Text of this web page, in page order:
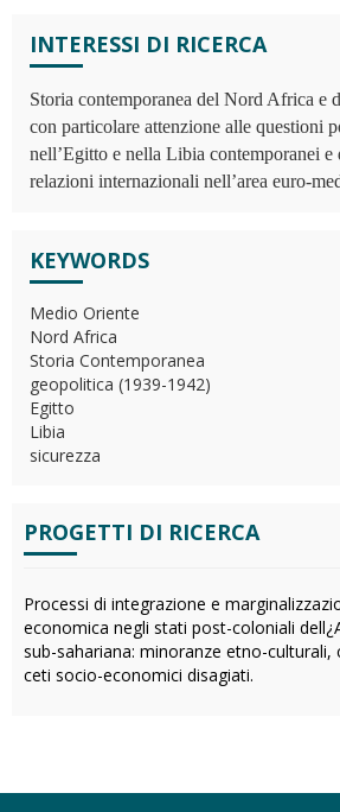
INTERESSI DI RICERCA
Storia contemporanea del Nord Africa e
con particolare attenzione alle questioni
nell’Egitto e nella Libia contemporanei e
relazioni internazionali nell’area euro-
KEYWORDS
Medio Oriente
Nord Africa
Storia Contemporanea
geopolitica (1939-1942)
Egitto
Libia
sicurezza
PROGETTI DI RICERCA
Processi di integrazione e
economica negli stati post-coloniali
sub-sahariana: minoranze etno-culturali,
ceti socio-economici disagiati.